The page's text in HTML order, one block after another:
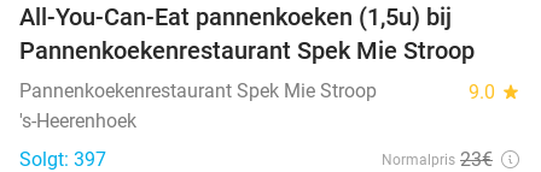
All-You-Can-Eat pannenkoeken (1,5u) bij
Pannenkoekenrestaurant Spek Mie Stroop
Pannenkoekenrestaurant Spek Mie Stroop 9.0 star
's-Heerenhoek
Solgt: 397
Normalpris 23€